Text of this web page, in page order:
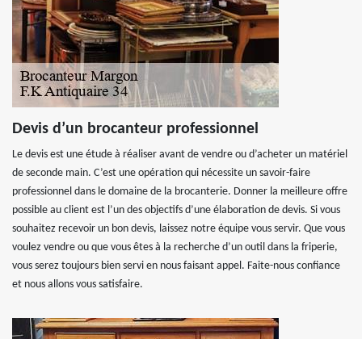
Devis d’un brocanteur professionnel
Le devis est une étude à réaliser avant de vendre ou d’acheter un matériel
de seconde main. C’est une opération qui nécessite un savoir-faire
professionnel dans le domaine de la brocanterie. Donner la meilleure offre
possible au client est l’un des objectifs d’une élaboration de devis. Si vous
souhaitez recevoir un bon devis, laissez notre équipe vous servir. Que vous
voulez vendre ou que vous êtes à la recherche d’un outil dans la friperie,
vous serez toujours bien servi en nous faisant appel. Faite-nous confiance
et nous allons vous satisfaire.